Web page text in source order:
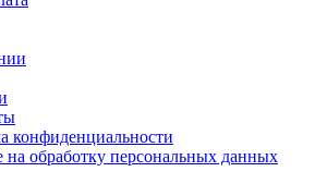
конфиденциальности
на обработку персональных данных